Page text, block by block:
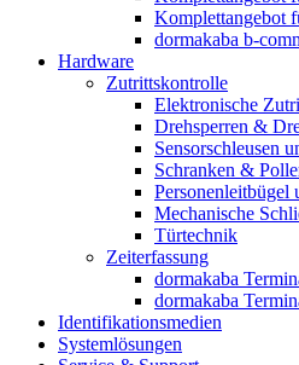
Komplettangebot
dormakaba b-
Hardware
Zutrittskontrolle
Elektronische
Drehsperren &
Sensorschleusen
Schranken &
Personenleitbügel
Mechanische
Türtechnik
Zeiterfassung
dormakaba
dormakaba
Identifikations­medien
Systemlösungen